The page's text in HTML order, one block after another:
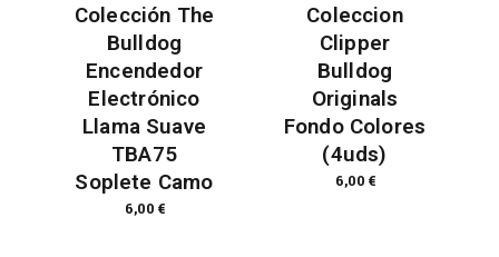
Colección The
Bulldog
Encendedor
Electrónico
Llama Suave
TBA75
Soplete Camo
6,00 €
Coleccion
Clipper
Bulldog
Originals
Fondo Colores
(4uds)
6,00 €